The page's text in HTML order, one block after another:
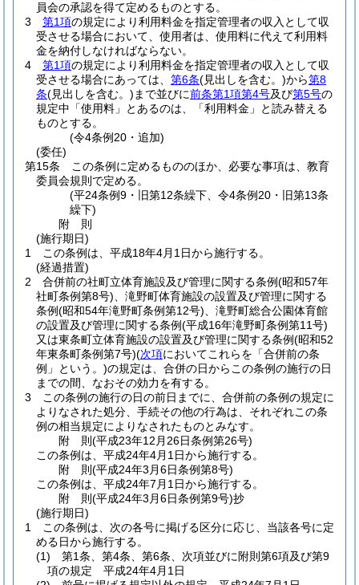
員会の承認を得て定めるものとする。
3
第1項の規定により利用料金を指定管理者の収入として収
受させる場合において、使用者は、使用料に代えて利用料
金を納付しなければならない。
4
第1項の規定により利用料金を指定管理者の収入として収
受させる場合にあっては、 第6条(見出しを含む。)から第8
条(見出しを含む。) まで並びに前条第1項第4号及び第5号の
規定中「使用料」とあるのは、「利用料金」と読み替える
ものとする。
(令4条例20・追加)
(委任)
第15条
この条例に定めるもののほか、必要な事項は、教育
委員会規則で定める。
(平24条例9・旧第12条繰下、令4条例20・旧第13条
繰下)
附 則
(施行期日)
1
この条例は、平成18年4月1日から施行する。
(経過措置)
2
合併前の社町立体育施設及び管理に関する条例(昭和57年
社町条例第8号) 、滝野町体育施設の設置及び管理に関する
条例(昭和54年滝野町条例第12号) 、滝野町総合公園体育館
の設置及び管理に関する条例(平成16年滝野町条例第11号)
又は東条町立体育施設の設置及び管理に関する条例(昭和52
年東条町条例第7号)(次項においてこれらを「合併前の条
例」という。)の規定は、合併の日からこの条例の施行の日
までの間、なおその効力を有する。
3
この条例の施行の日の前日までに、合併前の条例の規定に
よりなされた処分、手続その他の行為は、それぞれこの条
例の相当規定によりなされたものとみなす。
附 則(平成23年12月26日条例第26号)
この条例は、平成24年4月1日から施行する。
附 則(平成24年3月6日条例第8号)
この条例は、平成24年7月1日から施行する。
附 則(平成24年3月6日条例第9号)抄
(施行期日)
1
この条例は、次の各号に掲げる区分に応じ、当該各号に定
める日から施行する。
(1)
第1条、第4条、第6条、次項並びに附則第6項及び第9
項の規定 平成24年4月1日